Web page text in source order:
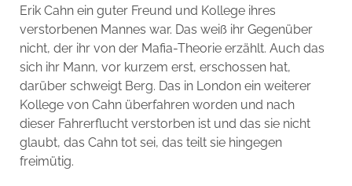
Erik Cahn ein guter Freund und Kollege ihres
verstorbenen Mannes war. Das weiß ihr Gegenüber
nicht, der ihr von der Mafia-Theorie erzählt. Auch das
sich ihr Mann, vor kurzem erst, erschossen hat,
darüber schweigt Berg. Das in London ein weiterer
Kollege von Cahn überfahren worden und nach
dieser Fahrerflucht verstorben ist und das sie nicht
glaubt, das Cahn tot sei, das teilt sie hingegen
freimütig.